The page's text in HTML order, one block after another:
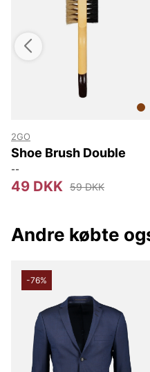
2GO
Shoe Brush Double
--
49 DKK 59 DKK
Andre købte
-76%